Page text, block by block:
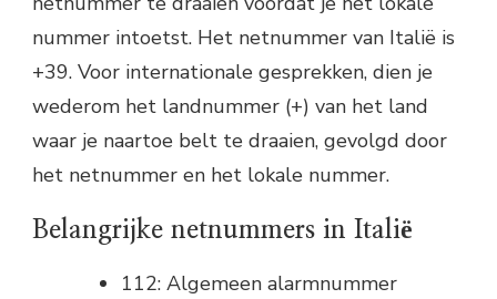
nummer intoetst. Het netnummer van Italië is
+39. Voor internationale gesprekken, dien je
wederom het landnummer (+) van het land
waar je naartoe belt te draaien, gevolgd door
het netnummer en het lokale nummer.
Belangrijke netnummers in Italië
112: Algemeen alarmnummer